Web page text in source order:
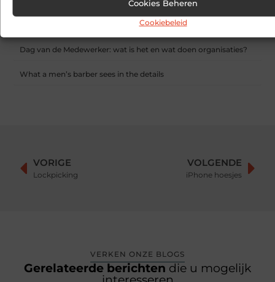
Cookies Beheren
Cookiebeleid
Hoe contentmarketing evolueert in het tijdperk van AI-
Dag van de Medewerker: wat is het en wat doen organisaties?
What a men’s barber sees in the details
VORIGE
Lockpicking
VOLGENDE
iPhone hoesjes
VERKEN ONZE BLOGS
Gerelateerde berichten die u mogelijk